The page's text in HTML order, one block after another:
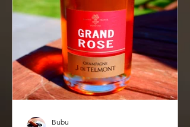
Bubu